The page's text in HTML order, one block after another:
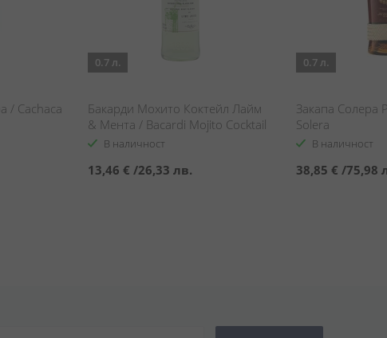
/ Cachaca
0.7 л.
Бакарди Мохито Коктейл Лайм
& Мента / Bacardi Mojito Cocktail
Lime & Mint
В наличност
13,46 € /26,33 лв.
0.7 л.
Закапа Солера
Solera
В наличност
38,85 € /75,98